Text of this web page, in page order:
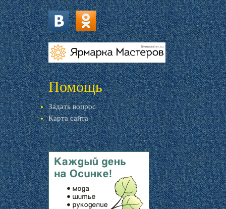
vk.com ok.ru
livemaster.ru
Помощь
Задать вопрос
Карта сайта